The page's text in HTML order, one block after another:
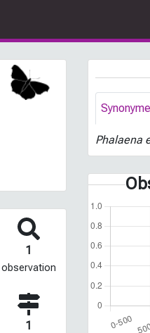
1
observation
1
Phalaena